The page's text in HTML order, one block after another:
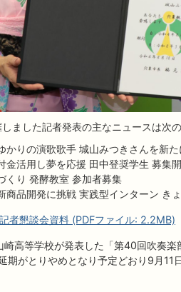
ました記者発表の主なニュースは次の
かりの演歌歌手 城山みつきさんを新た
金活用し夢を応援 田中登奨学生 募集
くり 発酵教室 参加者募集
商品開発に挑戦 実践型インターン き
者懇談会資料 (PDFファイル: 2.2MB)
崎高等学校が発表した「第40回吹奏
期がとりやめとなり予定どおり9月11